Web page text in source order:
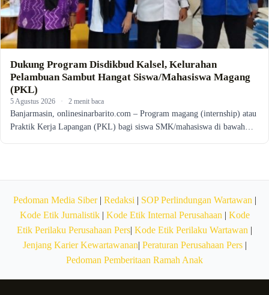
Dukung Program Disdikbud Kalsel, Kelurahan
Pelambuan Sambut Hangat Siswa/Mahasiswa Magang
(PKL)
5 Agustus 2026 · 2 menit baca
Banjarmasin, onlinesinarbarito.com – Program magang (internship) atau
Praktik Kerja Lapangan (PKL) bagi siswa SMK/mahasiswa di bawah…
Pedoman Media Siber| Redaksi | SOP Perlindungan Wartawan |
Kode Etik Jurnalistik| Kode Etik Internal Perusahaan | Kode
Etik Perilaku Perusahaan Pers| Kode Etik Perilaku Wartawan |
Jenjang Karier Kewartawanan| Peraturan Perusahaan Pers|
Pedoman Pemberitaan Ramah Anak